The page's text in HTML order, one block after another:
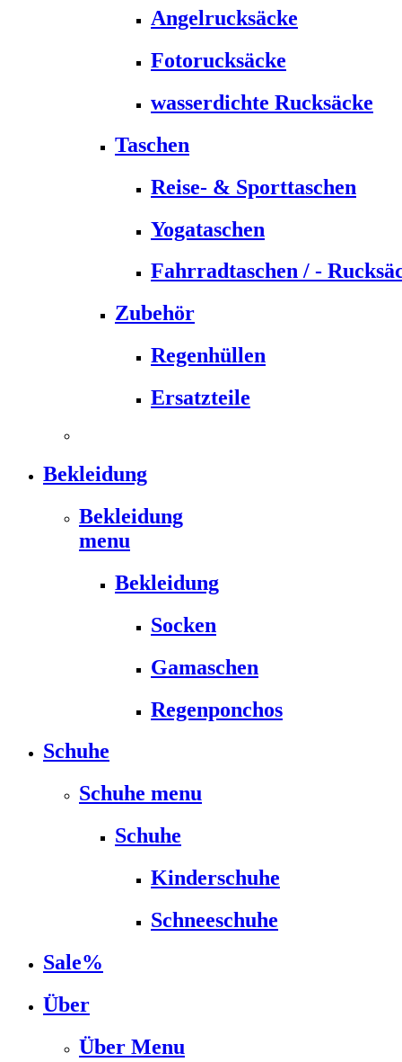
Angelrucksäcke
Fotorucksäcke
wasserdichte Rucksäcke
Taschen
Reise- & Sporttaschen
Yogataschen
Fahrradtaschen / -
Zubehör
Regenhüllen
Ersatzteile
Bekleidung
Bekleidung
menu
Bekleidung
Socken
Gamaschen
Regenponchos
Schuhe
Schuhe menu
Schuhe
Kinderschuhe
Schneeschuhe
Sale%
Über
Über Menu